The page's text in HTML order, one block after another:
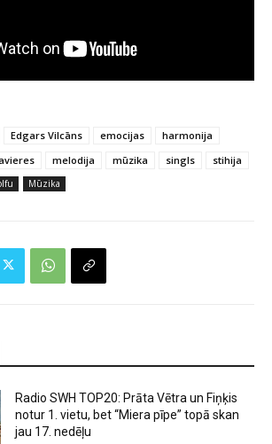
Edgars Vilcāns emocijas
harmonija
melodija mūzika singls stihija
Mūzika
Radio SWH TOP20: Prāta Vētra un Fiņķis
notur 1. vietu, bet “Miera pīpe” topā skan
jau 17. nedēļu